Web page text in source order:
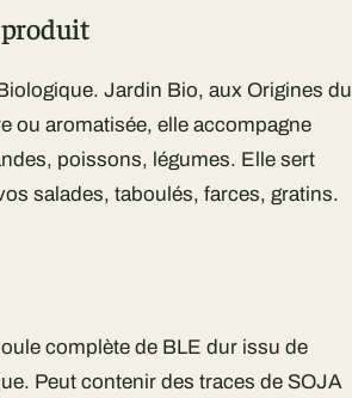
Jardin Bio, aux Origines du
ou aromatisée, elle accompagne
poissons, légumes. Elle sert
salades, taboulés, farces, gratins.
complète de BLE dur issu de
Peut contenir des traces de SOJA